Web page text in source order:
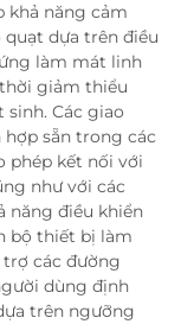
khả năng cảm
dựa trên điều
làm mát linh
giảm thiểu
Các giao
sẵn trong các
phép kết nối với
như với các
năng điều khiển
bộ thiết bị làm
các đường
dùng định
trên ngưỡng